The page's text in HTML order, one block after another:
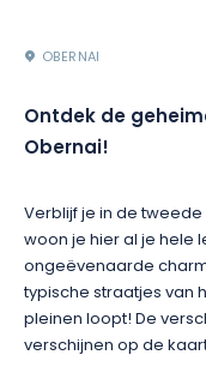
OBERNAI
Ontdek de
Obernai!
Verblijf je in de
woon je hier al je hele
ongeëvenaarde
typische straatjes van
pleinen loopt! De
verschijnen op de